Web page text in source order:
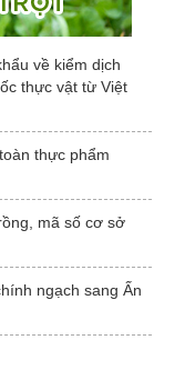
về kiểm dịch
thực vật từ Việt
thực phẩm
mã số cơ sở
ngạch sang Ấn